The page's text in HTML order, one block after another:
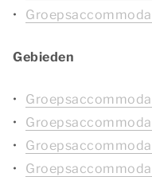
Gebieden